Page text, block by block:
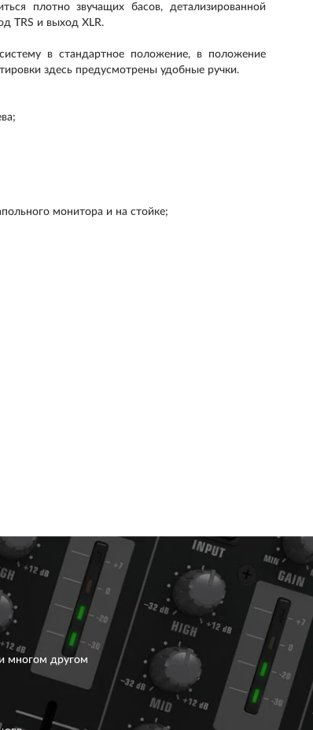
плотно звучащих басов, детализированной
TRS и выход XLR.
в стандартное положение, в положение
здесь предусмотрены удобные ручки.
монитора и на стойке;
многом другом